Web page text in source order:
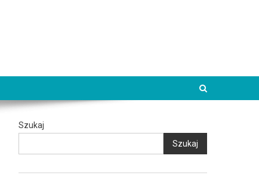
Szukaj
Szukaj